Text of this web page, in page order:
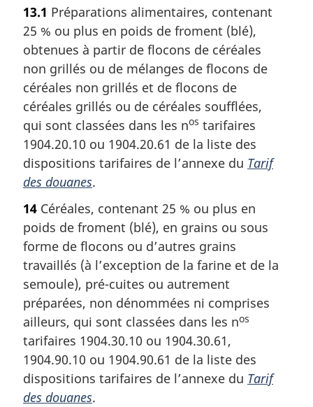
13.1 Préparations alimentaires, contenant
25 % ou plus en poids de froment (blé),
obtenues à partir de flocons de céréales
non grillés ou de mélanges de flocons de
céréales non grillés et de flocons de
céréales grillés ou de céréales soufflées,
qui sont classées dans les nos tarifaires
1904.20.10 ou 1904.20.61 de la liste des
dispositions tarifaires de l’annexe du Tarif
des douanes.
14 Céréales, contenant 25 % ou plus en
poids de froment (blé), en grains ou sous
forme de flocons ou d’autres grains
travaillés (à l’exception de la farine et de la
semoule), pré-cuites ou autrement
préparées, non dénommées ni comprises
ailleurs, qui sont classées dans les nos
tarifaires 1904.30.10 ou 1904.30.61,
1904.90.10 ou 1904.90.61 de la liste des
dispositions tarifaires de l’annexe du Tarif
des douanes.